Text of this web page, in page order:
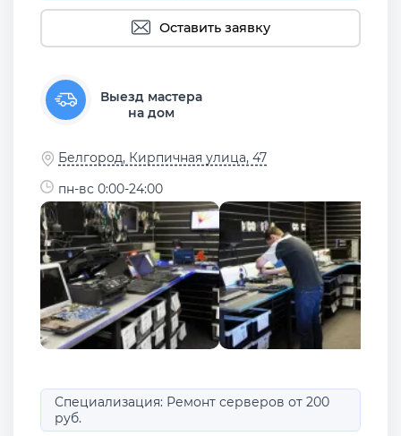
Оставить заявку
Выезд мастера
на дом
Белгород, Кирпичная улица, 47
пн-вс 0:00-24:00
Специализация: Ремонт серверов от 200
руб.